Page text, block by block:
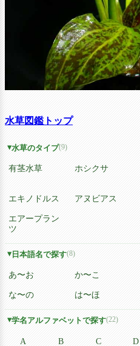
水草図鑑トップ
水草のタイプ(9)
有茎水草 ホシクサ
エキノドルス アヌビアス
エアープラン
ツ
日本語名で探す(8)
あ〜お か〜こ
な〜の は〜ほ
学名アルファベットで探す(22)
A B C D